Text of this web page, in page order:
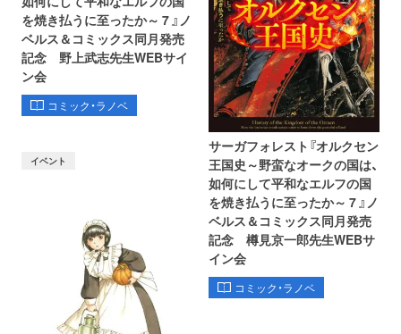
を焼き払うに至ったか～ 7 』ノ
ベルス＆コミックス同月発売
記念 野上武志先生WEBサイ
ン会
コミック・ラノベ
サーガフォレスト『オルクセン
王国史～野蛮なオークの国は、
如何にして平和なエルフの国
を焼き払うに至ったか～ 7 』ノ
ベルス＆コミックス同月発売
記念 樽見京一郎先生WEBサ
イン会
コミック・ラノベ
イベント